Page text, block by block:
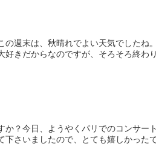
の週末は、秋晴れでよい天気でしたね
好きだからなのですが、そろそろ終わ
か？今日、ようやくパリでのコンサー
下さいましたので、とても嬉しかった